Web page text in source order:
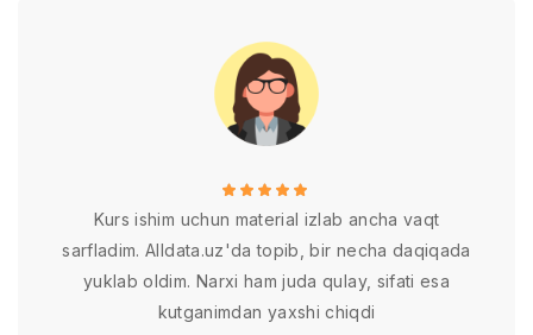
Kurs ishim uchun material izlab ancha vaqt
sarfladim. Alldata.uz'da topib, bir necha daqiqada
yuklab oldim. Narxi ham juda qulay, sifati esa
kutganimdan yaxshi chiqdi